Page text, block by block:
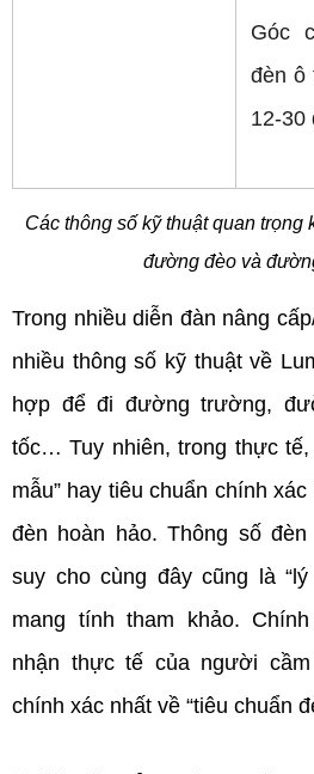
Góc
đèn ô
12-30
Các thông số kỹ thuật quan trọng
đường đèo và
Trong nhiều diễn đàn nâng
nhiều thông số kỹ thuật về
hợp để đi đường trường,
tốc… Tuy nhiên, trong thực tế,
mẫu” hay tiêu chuẩn chính
đèn hoàn hảo. Thông số
suy cho cùng đây cũng là
mang tính tham khảo.
nhận thực tế của người
chính xác nhất về “tiêu chuẩn